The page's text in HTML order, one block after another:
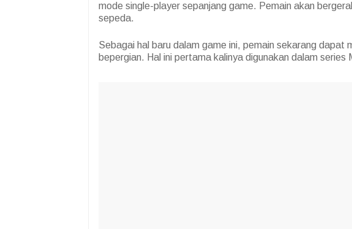
mode single-player sepanjang game. Pemain akan
sepeda.
Sebagai hal baru dalam game ini, pemain sekarang dapat
bepergian. Hal ini pertama kalinya digunakan dalam series